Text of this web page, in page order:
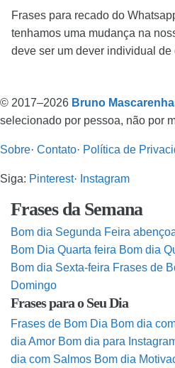
Frases para recado do
tenhamos uma mudança na
deve ser um dever individual de
© 2017–2026 Bruno
selecionado por pessoa, não por
Sobre· Contato· Política de
Siga: Pinterest· Instagram
Frases da Semana
Bom dia Segunda Feira
Bom Dia Quarta feira Bom dia
Bom dia Sexta-feira Frases de
Domingo
Frases para o Seu Dia
Frases de Bom Dia Bom dia
dia Amor Bom dia para
dia com Salmos Bom dia